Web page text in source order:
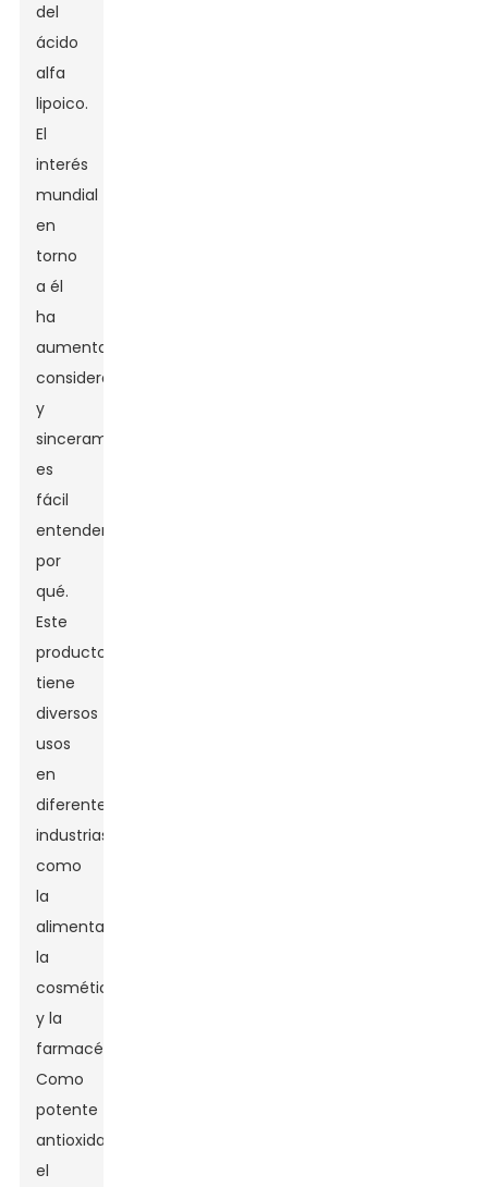
del
ácido
alfa
lipoico.
El
interés
mundial
en
torno
a él
ha
aumentado
considerablemente,
y
sinceramente,
es
fácil
entender
por
qué.
Este
producto
tiene
diversos
usos
en
diferentes
industrias,
como
la
alimentaria,
la
cosmética
y la
farmacéutica.
Como
potente
antioxidante,
el